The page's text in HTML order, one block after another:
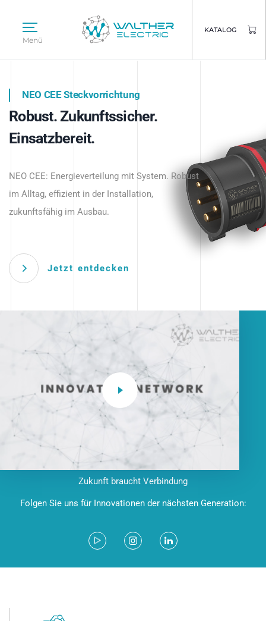
Menü
KATALOG
Intelligente Stromverteilung
beginnt hier.
NEO CEE Steckvorrichtung
Robust. Zukunftssicher.
Einsatzbereit.
NEO CEE: Energieverteilung mit System. Robust
im Alltag, effizient in der Installation,
zukunftsfähig im Ausbau.
Jetzt entdecken
Intelligenz trifft Energie.
Anwendungen – robust, IP-geschützt und
zukunftsfähig.
Zukunft braucht Verbindung
Folgen Sie uns für Innovationen der nächsten Generation: